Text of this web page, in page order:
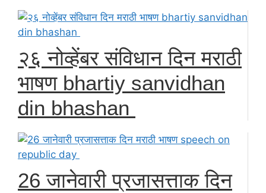
२६ नोव्हेंबर संविधान दिन मराठी
भाषण bhartiy sanvidhan
din bhashan
26 जानेवारी प्रजासत्ताक दिन